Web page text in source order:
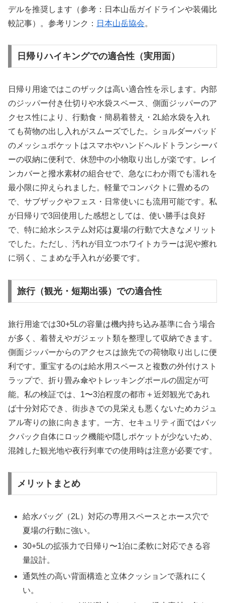
デルを推奨します（参考：日本山岳ガイドラインや装備比
較記事）。参考リンク： 日本山岳協会。
日帰りハイキングでの適合性（実用面）
日帰り用途ではこのザックは高い適合性を示します。内部
のジッパー付き仕切りや水袋スペース、側面ジッパーのア
クセス性により、行動食・簡易着替え・2L給水袋を入れ
ても荷物の出し入れがスムーズでした。ショルダーパッド
のメッシュポケットはスマホやハンドヘルドトランシーバ
ーの収納に便利で、休憩中の小物取り出しが楽です。レイ
ンカバーと撥水素材の組合せで、急なにわか雨でも濡れを
最小限に抑えられました。軽量でコンパクトに畳めるの
で、サブザックやフェス・日常使いにも流用可能です。私
が日帰りで3回使用した感想としては、使い勝手は良好
で、特に給水システム対応は夏場の行動で大きなメリット
でした。ただし、汚れが目立つホワイトカラーは泥や擦れ
に弱く、こまめな手入れが必要です。
旅行（観光・短期出張）での適合性
旅行用途では30+5Lの容量は機内持ち込み基準に合う場合
が多く、着替えやガジェット類を整理して収納できます。
側面ジッパーからのアクセスは旅先での荷物取り出しに便
利です。重宝するのは給水用スペースと複数の外付けスト
ラップで、折り畳み傘やトレッキングポールの固定が可
能。私の検証では、1〜3泊程度の都市＋近郊観光であれ
ば十分対応でき、街歩きでの見栄えも悪くないためカジュ
アル寄りの旅に向きます。一方、セキュリティ面ではバッ
クパック自体にロック機能や隠しポケットが少ないため、
混雑した観光地や夜行列車での使用時は注意が必要です。
メリットまとめ
給水バッグ（2L）対応の専用スペースとホース穴で
夏場の行動に強い。
30+5Lの拡張力で日帰り〜1泊に柔軟に対応できる容
量設計。
通気性の高い背面構造と立体クッションで蒸れにく
い。